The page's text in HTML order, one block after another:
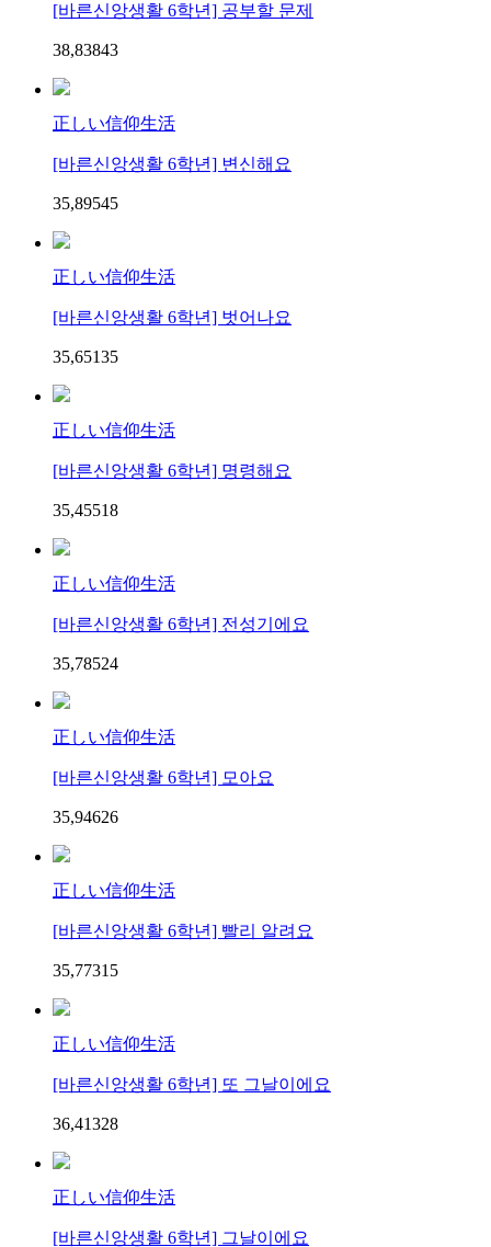
[바른신앙생활 6학년] 공부할 문제
38,83843
正しい信仰生活
[바른신앙생활 6학년] 변신해요
35,89545
正しい信仰生活
[바른신앙생활 6학년] 벗어나요
35,65135
正しい信仰生活
[바른신앙생활 6학년] 명령해요
35,45518
正しい信仰生活
[바른신앙생활 6학년] 전성기에요
35,78524
正しい信仰生活
[바른신앙생활 6학년] 모아요
35,94626
正しい信仰生活
[바른신앙생활 6학년] 빨리 알려요
35,7731 5
正しい信仰生活
[바른신앙생활 6학년] 또 그날이에요
36,41328
正しい信仰生活
[바른신앙생활 6학년] 그날이에요